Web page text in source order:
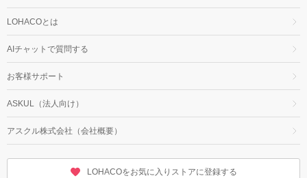
LOHACOとは
AIチャットで質問する
お客様サポート
ASKUL（法人向け）
アスクル株式会社（会社概要）
LOHACOをお気に入りストアに登録する